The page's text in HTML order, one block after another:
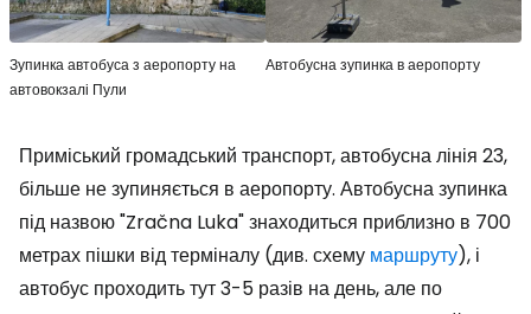
Зупинка автобуса з аеропорту на
автовокзалі Пули
Автобусна зупинка в аеропорту
Приміський громадський транспорт, автобусна лінія 23,
більше не зупиняється в аеропорту. Автобусна зупинка
під назвою "Zračna Luka" знаходиться приблизно в 700
метрах пішки від терміналу (див. схему маршруту), і
автобус проходить тут 3-5 разів на день, але по